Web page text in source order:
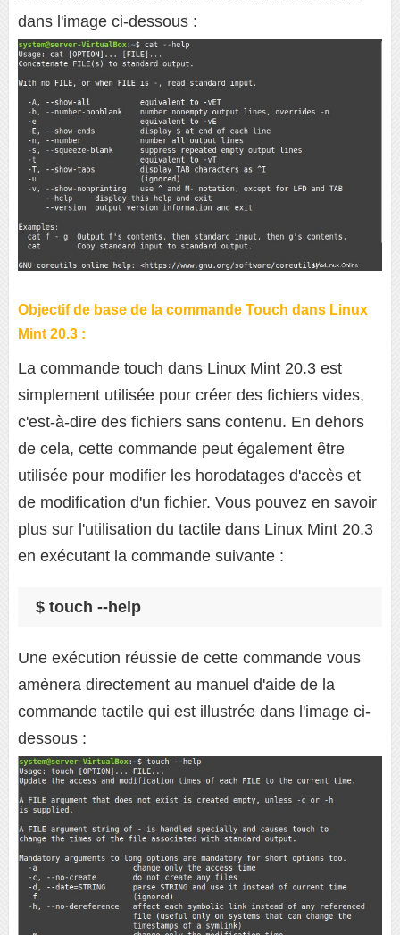
dans l'image ci-dessous :
Objectif de base de la commande Touch dans Linux
Mint 20.3 :
La commande touch dans Linux Mint 20.3 est
simplement utilisée pour créer des fichiers vides,
c'est-à-dire des fichiers sans contenu. En dehors
de cela, cette commande peut également être
utilisée pour modifier les horodatages d'accès et
de modification d'un fichier. Vous pouvez en savoir
plus sur l'utilisation du tactile dans Linux Mint 20.3
en exécutant la commande suivante :
$ touch --help
Une exécution réussie de cette commande vous
amènera directement au manuel d'aide de la
commande tactile qui est illustrée dans l'image ci-
dessous :